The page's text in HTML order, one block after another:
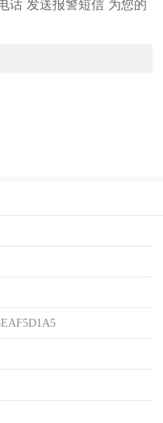
话 发送报警短信 为您的